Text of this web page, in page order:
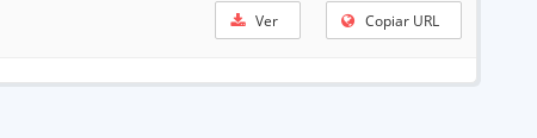
Ver Copiar URL